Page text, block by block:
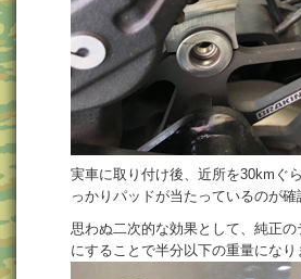
実車に取り付け後、近所を30kmぐ
っかりパッドが当たっているのが確
思わぬ二次的な効果として、純正
にすることで半分以下の重量になり